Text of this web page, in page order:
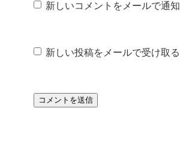
新しいコメントをメールで通知
新しい投稿をメールで受け取る